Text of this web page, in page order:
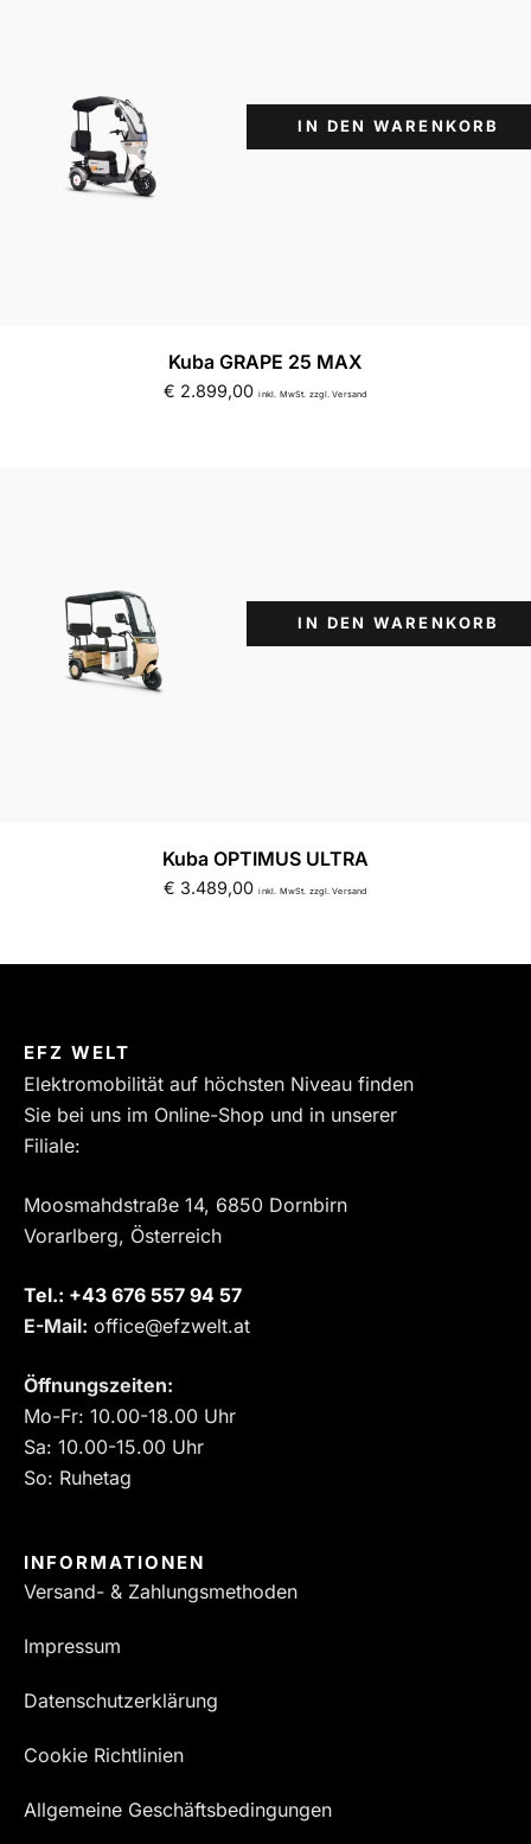
IN DEN WARENKORB
Kuba GRAPE 25 MAX
€ 2.899,00 inkl. MwSt. zzgl. Versand
IN DEN WARENKORB
Kuba OPTIMUS ULTRA
€ 3.489,00 inkl. MwSt. zzgl. Versand
EFZ WELT
Elektromobilität auf höchsten Niveau finden
Sie bei uns im Online-Shop und in unserer
Filiale:
Moosmahdstraße 14, 6850 Dornbirn
Vorarlberg, Österreich
Tel.: ‎+43 676 557 94 57
E-Mail: office@efzwelt.at
Öffnungszeiten:
Mo-Fr: 10.00-18.00 Uhr
Sa: 10.00-15.00 Uhr
So: Ruhetag
INFORMATIONEN
Versand- & Zahlungsmethoden
Impressum
Datenschutzerklärung
Cookie Richtlinien
Allgemeine Geschäftsbedingungen